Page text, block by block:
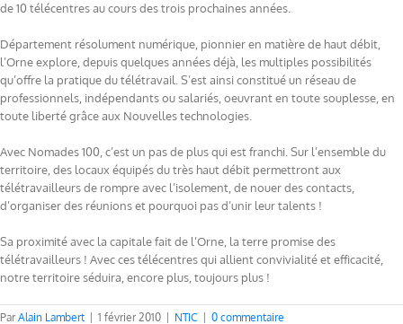
de 10 télécentres au cours des trois prochaines années.
Département résolument numérique, pionnier en matière de haut débit,
l’Orne explore, depuis quelques années déjà, les multiples possibilités
qu’offre la pratique du télétravail. S’est ainsi constitué un réseau de
professionnels, indépendants ou salariés, oeuvrant en toute souplesse, en
toute liberté grâce aux Nouvelles technologies.
Avec Nomades 100, c’est un pas de plus qui est franchi. Sur l’ensemble du
territoire, des locaux équipés du très haut débit permettront aux
télétravailleurs de rompre avec l’isolement, de nouer des contacts,
d’organiser des réunions et pourquoi pas d’unir leur talents !
Sa proximité avec la capitale fait de l’Orne, la terre promise des
télétravailleurs ! Avec ces télécentres qui allient convivialité et efficacité,
notre territoire séduira, encore plus, toujours plus !
ParAlain Lambert 1 février 2010 NTIC 0 commentaire